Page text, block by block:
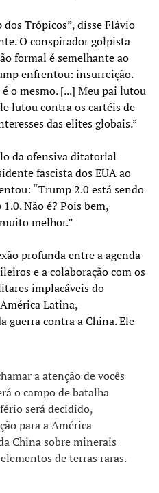
dos Trópicos”, disse Flávio
O conspirador golpista
formal é semelhante ao
enfrentou: insurreição.
o mesmo. [...] Meu pai lutou
lutou contra os cartéis de
das elites globais.”
da ofensiva ditatorial
fascista dos EUA ao
“Trump 2.0 está sendo
Não é? Pois bem,
melhor.”
profunda entre a agenda
e a colaboração com os
implacáveis do
Latina,
guerra contra a China. Ele
a atenção de vocês
o campo de batalha
será decidido,
para a América
China sobre minerais
de terras raras.